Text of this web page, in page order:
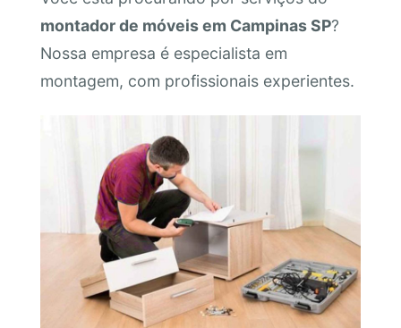
montador de móveis em Campinas SP?
Nossa empresa é especialista em
montagem, com profissionais experientes.